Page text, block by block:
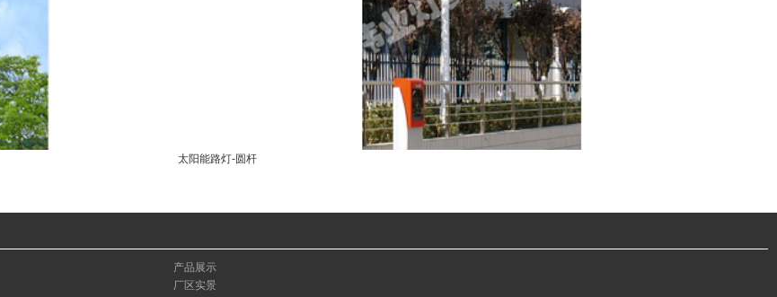
太阳能路灯-圆杆
产品展示
厂区实景